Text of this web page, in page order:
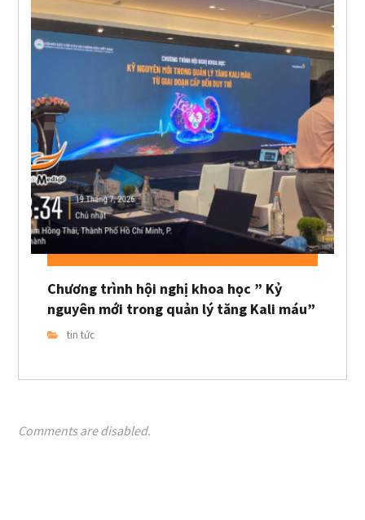
Chương trình hội nghị khoa học ” Kỷ
nguyên mới trong quản lý tăng Kali máu”
tin tức
Comments are disabled.